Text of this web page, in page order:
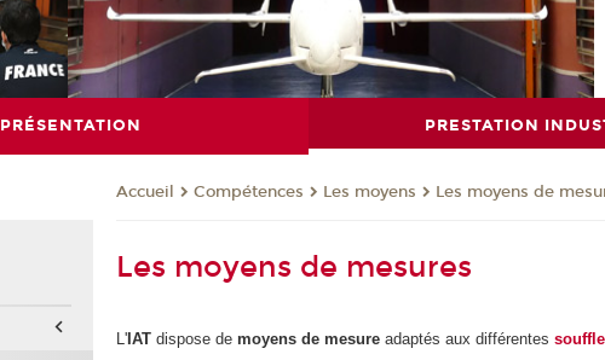
PRÉSENTATION PRESTATION
Accueil Compétences Les moyens Les moyens de
Les moyens de mesures
L' IAT dispose demoyens de mesure adaptés aux différentes